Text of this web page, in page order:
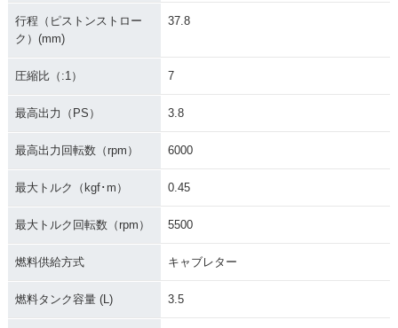
行程（ピストンストロー
ク）(mm)
37.8
圧縮比（:1） 7
最高出力（PS） 3.8
最高出力回転数（rpm） 6000
最大トルク（kgf･m） 0.45
最大トルク回転数（rpm） 5500
燃料供給方式 キャブレター
燃料タンク容量 (L) 3.5